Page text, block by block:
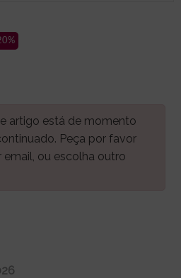
artigo está de momento
Peça por favor
ou escolha outro